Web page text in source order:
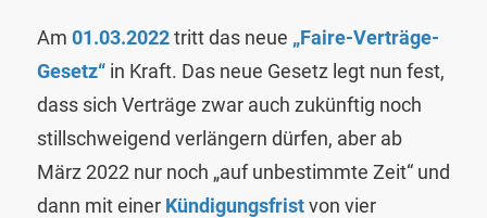
Am 01.03.2022tritt das neue „Faire-Verträge-
Gesetz“in Kraft. Das neue Gesetz legt nun fest,
dass sich Verträge zwar auch zukünftig noch
stillschweigend verlängern dürfen, aber ab
März 2022 nur noch „auf unbestimmte Zeit“ und
dann mit einer Kündigungsfristvon vier